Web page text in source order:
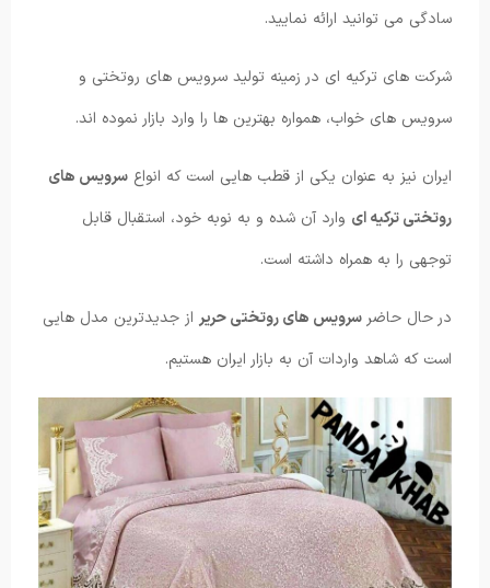
سادگی می توانید ارائه نمایید.
شرکت های ترکیه ای در زمینه تولید سرویس های روتختی و
سرویس های خواب، همواره بهترین ها را وارد بازار نموده اند.
ایران نیز به عنوان یکی از قطب هایی است که انواع سرویس های
روتختی ترکیه ای وارد آن شده و به نوبه خود، استقبال قابل
توجهی را به همراه داشته است.
در حال حاضر سرویس های روتختی حریر از جدیدترین مدل هایی
است که شاهد واردات آن به بازار ایران هستیم.